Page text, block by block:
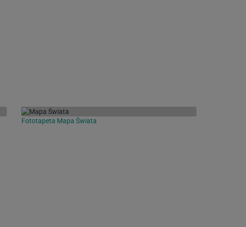
Fototapeta Mapa Świata